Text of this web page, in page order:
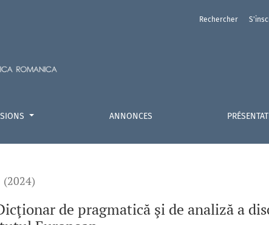
analiză a discursului (DPAP)». Institutul European
ANNONCES
Rechercher
(2024)
de pragmatică şi de analiză a